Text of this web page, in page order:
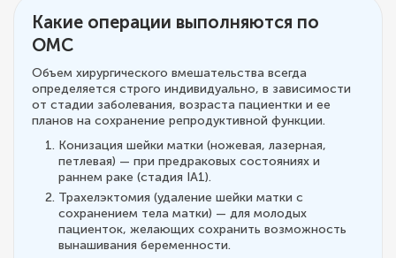
Какие операции выполняются по
ОМС
Объем хирургического вмешательства всегда
определяется строго индивидуально, в зависимости
от стадии заболевания, возраста пациентки и ее
планов на сохранение репродуктивной функции.
Конизация шейки матки (ножевая, лазерная,
петлевая) — при предраковых состояниях и
раннем раке (стадия IA1).
Трахелэктомия (удаление шейки матки с
сохранением тела матки) — для молодых
пациенток, желающих сохранить возможность
вынашивания беременности.